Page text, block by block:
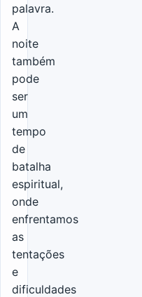
palavra.
A
noite
também
pode
ser
um
tempo
de
batalha
espiritual,
onde
enfrentamos
as
tentações
e
dificuldades